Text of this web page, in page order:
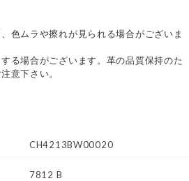
色ムラや擦れが見られる場合がございま
る場合がございます。革の品質保持のた
意下さい。
CH4213BW00020
7812 B